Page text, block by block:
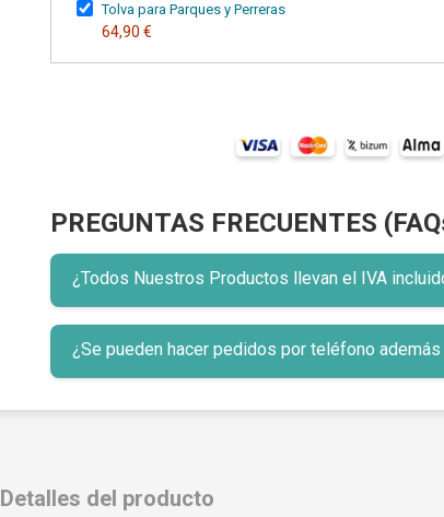
Tolva para Parques y Perreras
64,90 €
PREGUNTAS FRECUENTES
¿Todos Nuestros Productos llevan el IVA
¿Se pueden hacer pedidos por teléfono
Detalles del producto